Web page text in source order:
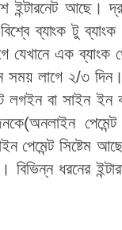
ইন্টারনেট আছে।
ব্যাংক টু
যেখানে এক
লাগে ২/৩ দিন।
লগইন বা সাইন
অনলাইন পেমেন্ট
পেমেন্ট সিষ্টেম আছে
বিভিন্ন ধরনের